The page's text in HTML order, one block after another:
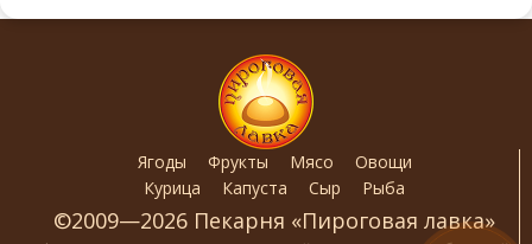
Ягоды Фрукты Мясо
Овощи
Курица
Капуста Сыр Рыба
©2009—2026 Пекарня «Пироговая лавка»